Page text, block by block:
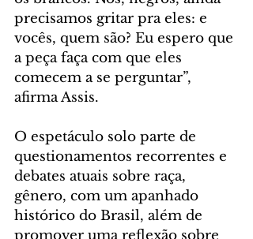
precisamos gritar pra eles: e
vocês, quem são? Eu espero que
a peça faça com que eles
comecem a se perguntar”,
afirma Assis.
O espetáculo solo parte de
questionamentos recorrentes e
debates atuais sobre raça,
gênero, com um apanhado
histórico do Brasil, além de